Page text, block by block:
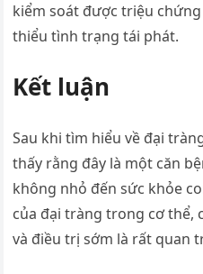
kiểm soát được triệu
thiểu tình trạng tái phát.
Kết luận
Sau khi tìm hiểu về đại
thấy rằng đây là một căn
không nhỏ đến sức khỏe
của đại tràng trong cơ thể,
và điều trị sớm là rất quan